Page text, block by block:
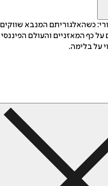
כשהאלגוריתם המנבא שווקים
על כף המאזניים והעולם הפיננסי
על בלימה.